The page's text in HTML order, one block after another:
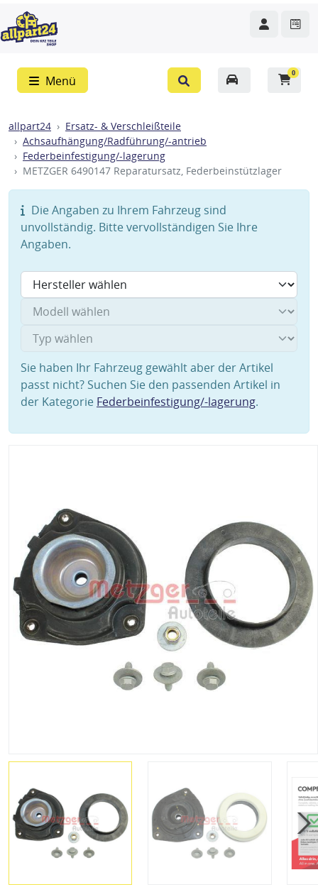
Menü
0
allpart24
Ersatz- & Verschleißteile
Achsaufhängung/Radführung/-antrieb
Federbeinfestigung/-lagerung
METZGER 6490147 Reparatursatz, Federbeinstützlager
Die Angaben zu Ihrem Fahrzeug sind
unvollständig. Bitte vervollständigen Sie Ihre
Angaben.
Sie haben Ihr Fahrzeug gewählt aber der Artikel
passt nicht? Suchen Sie den passenden Artikel in
der Kategorie Federbeinfestigung/-lagerung.